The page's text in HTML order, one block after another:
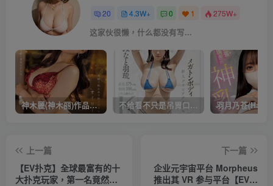
20 4.3W+ 0 1 275W+
这家伙很懒，什么都没有写...
神木麗(神木丽)作品STARS-804发布！出道一周年，华丽布拉甲闪亮动人！【EV棋牌】 不给看不只是吊胃口！K奶的みなと羽琉(凑羽琉)原来是无码妹「水原圣子」？【EV棋牌】
上一篇
【EV扑克】全球最富有的十
大扑克玩家，第一名竟然没
下一篇
企业元宇宙平台 Morpheus
推出其 VR 参与平台【EV棋